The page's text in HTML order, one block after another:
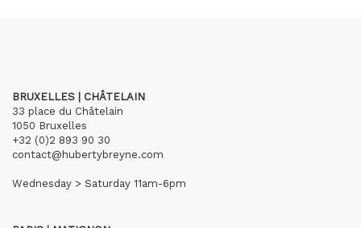
BRUXELLES | CHÂTELAIN
33 place du Châtelain
1050 Bruxelles
+32 (0)2 893 90 30
contact@hubertybreyne.com
Wednesday > Saturday 11am-6pm